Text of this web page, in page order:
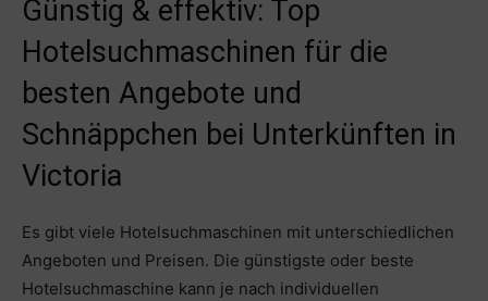
Günstig & effektiv: Top
Hotelsuchmaschinen für die
besten Angebote und
Schnäppchen bei Unterkünften in
Victoria
Es gibt viele Hotelsuchmaschinen mit unterschiedlichen
Angeboten und Preisen. Die günstigste oder beste
Hotelsuchmaschine kann je nach individuellen